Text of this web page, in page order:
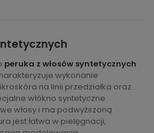
peruka z włosów syntetycznych
wykonanie
na linii przedziałka oraz
włókno syntetyczne
włosy i ma podwyższoną
jest łatwa w pielęgnacji,